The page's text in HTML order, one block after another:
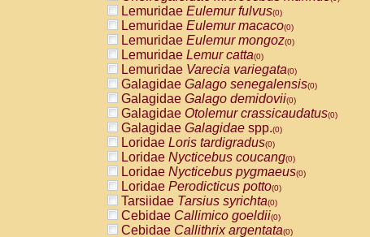
Lemuridae Eulemur fulvus(0)
Lemuridae Eulemur macaco(0)
Lemuridae Eulemur mongoz(0)
Lemuridae Lemur catta(0)
Lemuridae Varecia variegata(0)
Galagidae Galago senegalensis(0)
Galagidae Galago demidovii(0)
Galagidae Otolemur crassicaudatus(0)
Galagidae Galagidae spp.(0)
Loridae Loris tardigradus(0)
Loridae Nycticebus coucang(0)
Loridae Nycticebus pygmaeus(0)
Loridae Perodicticus potto(0)
Tarsiidae Tarsius syrichta(0)
Cebidae Callimico goeldii(0)
Cebidae Callithrix argentata(0)